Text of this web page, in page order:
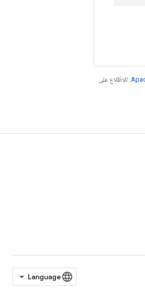
. للاطّلاع على